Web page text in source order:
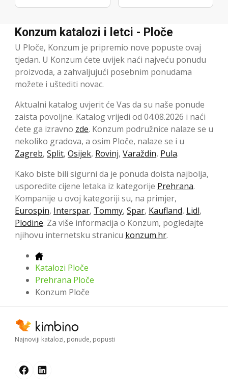
Konzum katalozi i letci - Ploče
U Ploče, Konzum je pripremio nove popuste ovaj
tjedan. U Konzum ćete uvijek naći najveću ponudu
proizvoda, a zahvaljujući posebnim ponudama
možete i uštediti novac.
Aktualni katalog uvjerit će Vas da su naše ponude
zaista povoljne. Katalog vrijedi od 04.08.2026 i naći
ćete ga izravno zde. Konzum podružnice nalaze se u
nekoliko gradova, a osim Ploče, nalaze se i u
Zagreb, Split, Osijek, Rovinj, Varaždin, Pula.
Kako biste bili sigurni da je ponuda doista najbolja,
usporedite cijene letaka iz kategorije Prehrana.
Kompanije u ovoj kategoriji su, na primjer,
Eurospin, Interspar, Tommy, Spar, Kaufland, Lidl,
Plodine. Za više informacija o Konzum, pogledajte
njihovu internetsku stranicu konzum.hr.
Katalozi Ploče
Prehrana Ploče
Konzum Ploče
Najnoviji katalozi, ponude, popusti